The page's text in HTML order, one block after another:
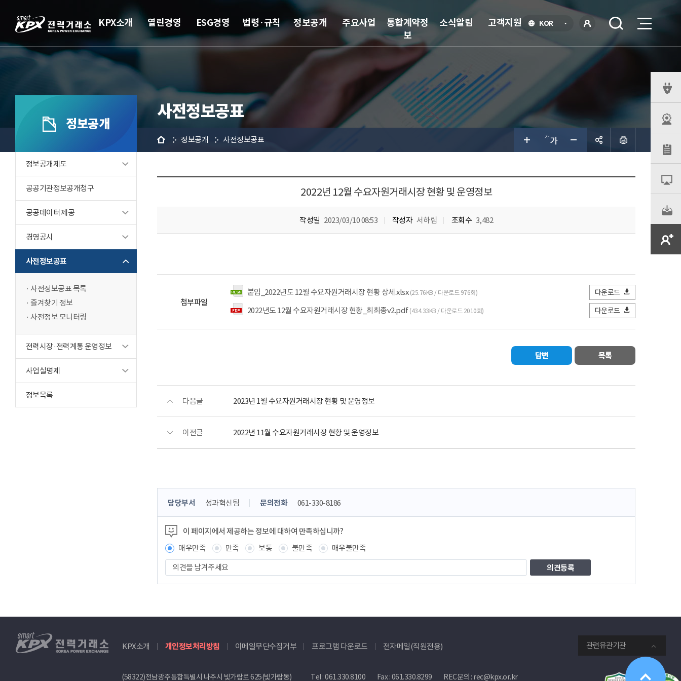
KOR언
그인
KPX소개 열린경영 ESG경영 법령·규칙 정보공개 주요사업
통합계약정
보
소식알림 고객지원
정보공개
정보공개제도
공공기관정보공개청구
공공데이터 제공
경영공시
사전정보공표
사전정보공표 목록
즐겨찾기 정보
사전정보 모니터링
전력시장·전력계통 운영정보
사업실명제
정보목록
사전정보공표
홈 정보공개 사전정보공표
2022년 12월 수요자원거래시장 현황 및 운영정보
작성일 2023/03/10 08:53 작성자 서하림 조회수 3,482
첨부파일
붙임_2022년도 12월 수요자원거래시장 현황 상세.xlsx (25.76KB / 다운로드 976회) 다운로드
2022년도 12월 수요자원거래시장 현황_최최종v2.pdf (434.33KB / 다운로드 2010회) 다운로드
답변 목록
다음글 2023년 1월 수요자원거래시장 현황 및 운영정보
이전글 2022년 11월 수요자원거래시장 현황 및 운영정보
콘
츠
정
보
책
임
자
담당부서 성과혁신팀 문의전화 061-330-8186
이 페이지에서 제공하는 정보에 대하여 만족하십니까?
매우만족
만족 보통 불만족
매우불만족
견
을
주
전
관련유관기관
KPX소개 개인정보처리방침 이메일무단수집거부 프로그램 다운로드 전자메일(직원전용)
(58322)전남광주통합특별시 나주시 빛가람로 625(빛가람동) Tel :061.330.8100 Fax : 061.330.8299 REC문의 : rec@kpx.or.kr
뉴